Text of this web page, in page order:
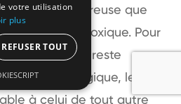
plus douloureuse que
être plus toxique. Pour
elle reste
personne allergique, le
à celui de tout autre
votre utilisation
plus
REFUSER TOUT